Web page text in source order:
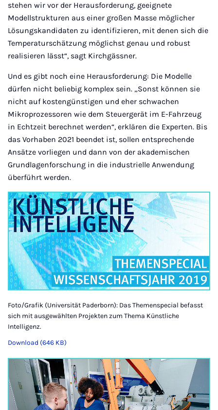
stehen wir vor der Herausforderung, geeignete
Modellstrukturen aus einer großen Masse möglicher
Lösungskandidaten zu identifizieren, mit denen sich die
Temperaturschätzung möglichst genau und robust
realisieren lässt“, sagt Kirchgässner.
Und es gibt noch eine Herausforderung: Die Modelle
dürfen nicht beliebig komplex sein. „Sonst können sie
nicht auf kostengünstigen und eher schwachen
Mikroprozessoren wie dem Steuergerät im E-Fahrzeug
in Echtzeit berechnet werden“, erklären die Experten. Bis
das Vorhaben 2021 beendet ist, sollen entsprechende
Ansätze vorliegen und dann von der akademischen
Grundlagenforschung in die industrielle Anwendung
überführt werden.
Foto/Grafik (Universität Paderborn): Das Themenspecial befasst
sich mit ausgewählten Projekten zum Thema Künstliche
Intelligenz.
Download (646 KB)